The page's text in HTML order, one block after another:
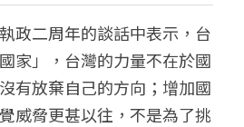
政二周年的談話中表示，台
家」，台灣的力量不在於國
有放棄自己的方向； 增加國
威脅更甚以往，不是為了挑